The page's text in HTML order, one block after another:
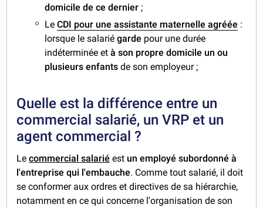
domicile de ce dernier ;
LeCDI pour une assistante maternelle agréée :
lorsque le salariégarde pour une durée
indéterminée età son propre domicile un ou
plusieurs enfants de son employeur ;
Quelle est la différence entre un
commercial salarié, un VRP et un
agent commercial ?
Lecommercial salarié est un employé subordonné à
l'entreprise qui l'embauche. Comme tout salarié, il doit
se conformer aux ordres et directives de sa hiérarchie,
notamment en ce qui concerne l'organisation de son